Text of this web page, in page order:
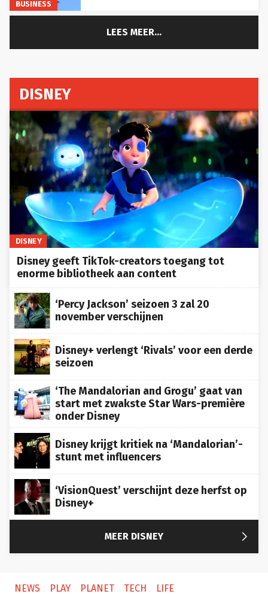
LEES MEER...
DISNEY
DISNEY
Disney geeft TikTok-creators toegang tot
enorme bibliotheek aan content
‘Percy Jackson’ seizoen 3 zal 20
november verschijnen
Disney+ verlengt ‘Rivals’ voor een derde
seizoen
‘The Mandalorian and Grogu’ gaat van
start met zwakste Star Wars-première
onder Disney
Disney krijgt kritiek na ‘Mandalorian’-
stunt met influencers
‘VisionQuest’ verschijnt deze herfst op
Disney+
MEER DISNEY 
NEWS PLAY PLANET TECH LIFE